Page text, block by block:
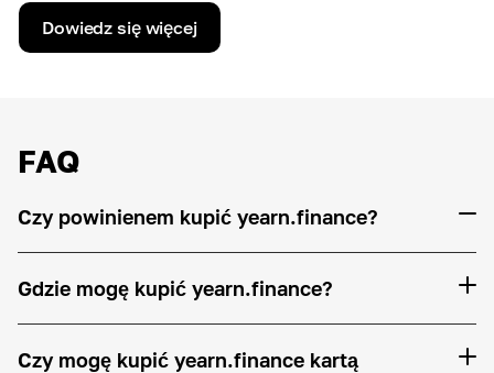
Dowiedz się więcej
FAQ
Czy powinienem kupić yearn.finance?
Gdzie mogę kupić yearn.finance?
Czy mogę kupić yearn.finance kartą